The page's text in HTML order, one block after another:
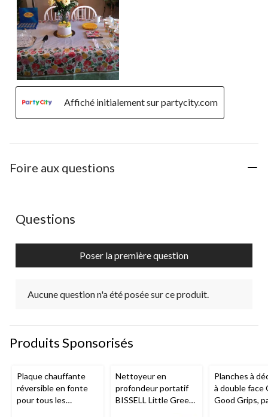
Affiché initialement sur partycity.com
Foire aux questions
Aucune question n'a été posée sur ce produit.
Questions
Poser la première question
Aucune question n'a été posée sur ce produit.
Produits Sponsorisés
Plaque chauffante
réversible en fonte
pour tous les
Nettoyeur en
profondeur portatif
BISSELL Little Green
Planches à
à double face
Good Grips,